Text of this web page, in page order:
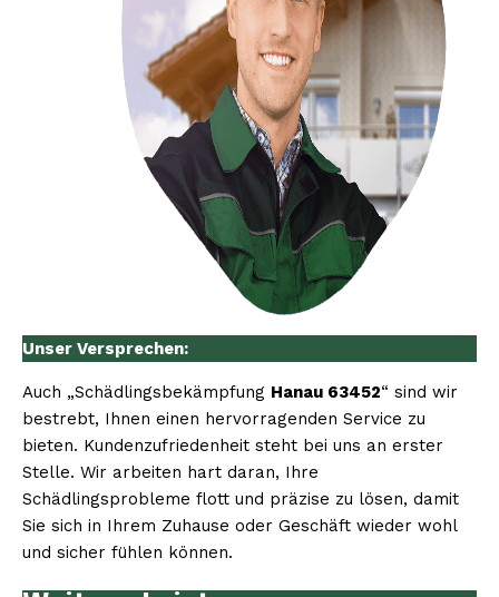
Unser Versprechen:
Auch „Schädlingsbekämpfung Hanau 63452“ sind wir
bestrebt, Ihnen einen hervorragenden Service zu
bieten. Kundenzufriedenheit steht bei uns an erster
Stelle. Wir arbeiten hart daran, Ihre
Schädlingsprobleme flott und präzise zu lösen, damit
Sie sich in Ihrem Zuhause oder Geschäft wieder wohl
und sicher fühlen können.